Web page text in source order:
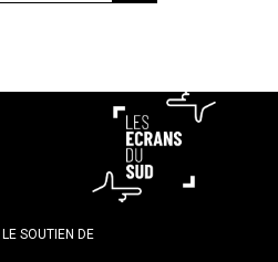
SOUTIEN DE